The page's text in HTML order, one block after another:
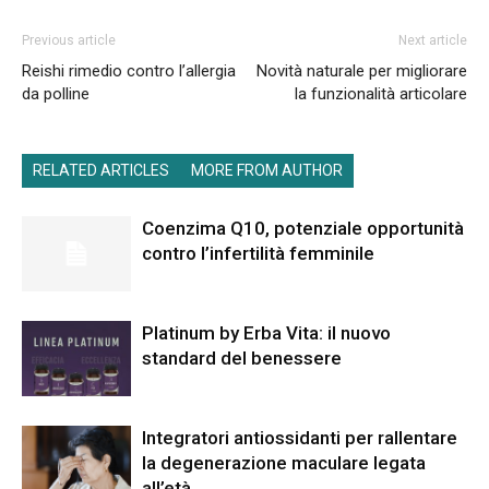
Previous article
Reishi rimedio contro l’allergia
da polline
Next article
Novità naturale per migliorare
la funzionalità articolare
RELATED ARTICLES MORE FROM AUTHOR
Coenzima Q10, potenziale opportunità
contro l’infertilità femminile
Platinum by Erba Vita: il nuovo
standard del benessere
Integratori antiossidanti per rallentare
la degenerazione maculare legata